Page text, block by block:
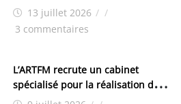
examens nationaux : « Si ce sont
les élections, on trouve tous les
13 juillet 2026 / /
3 commentaires
L’ARTFM recrute un cabinet
spécialisé pour la réalisation des
études techniques